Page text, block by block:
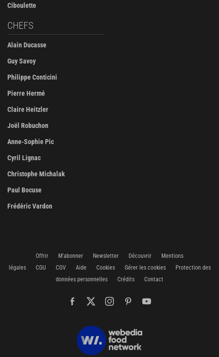
Ciboulette
CHEFS
Alain Ducasse
Guy Savoy
Philippe Conticini
Pierre Hermé
Claire Heitzler
Joël Robuchon
Anne-Sophie Pic
Cyril Lignac
Christophe Michalak
Paul Bocuse
Frédéric Vardon
Offrir M'abonner Newsletter Découvrir
Mentions
légales
CGU CGV Aide Cookies Gérer les cookies
Protection des
données personnelles
Crédits Contact